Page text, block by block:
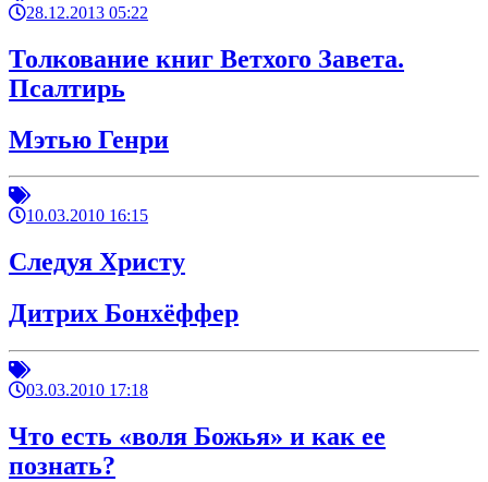
28.12.2013 05:22
Толкование книг Ветхого Завета.
Псалтирь
Мэтью Генри
10.03.2010 16:15
Следуя Христу
Дитрих Бонхёффер
03.03.2010 17:18
Что есть «воля Божья» и как ее
познать?